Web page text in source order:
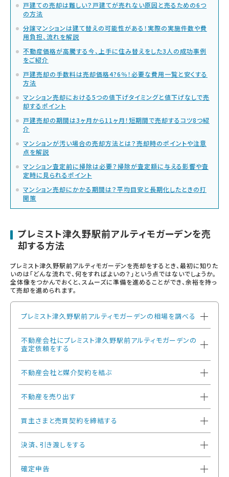
戸建ての売却は難しい？戸建てが売れない原因と売るための6つ
の方法
分譲マンションは建て替えの可能性がある！実際の実施件数や費
用負担、流れを解説
不動産価格が高騰する今、上手に住み替えをした3人の成功事例
をご紹介
戸建売却の手数料は売却価格4?6％！必要な費用一覧と安くする
方法
マンション売却における5つの値下げタイミングと値下げなしで売
却するポイント
戸建売却の期間は3ヶ月から11ヶ月！短期間で売却するコツ8つ紹
介
マンションが汚い場合の売却方法とは？売却時のポイントや注意
点を解説
マンション査定前に掃除は必要？掃除が査定額に与える影響や査
定時に見られるポイント
マンション売却にかかる期間は？平均目安と長期化したときの打
開策
プレミスト津久野駅前アルティモガーデンを売
却する方法
プレミスト津久野駅前アルティモガーデンを売却をするとき、最初に知りた
いのは「どんな流れで、何をすればよいの？」という点ではないでしょうか。
全体像をつかんでおくと、スムーズに準備を進めることができ、余裕を持っ
て売却を進められます。
プレミスト津久野駅前アルティモガーデンの相場を調べる
不動産会社にプレミスト津久野駅前アルティモガーデンの
査定依頼をする
不動産会社と媒介契約を結ぶ
不動産を売り出す
買主さまと売買契約を締結する
決済、引き渡しをする
確定申告